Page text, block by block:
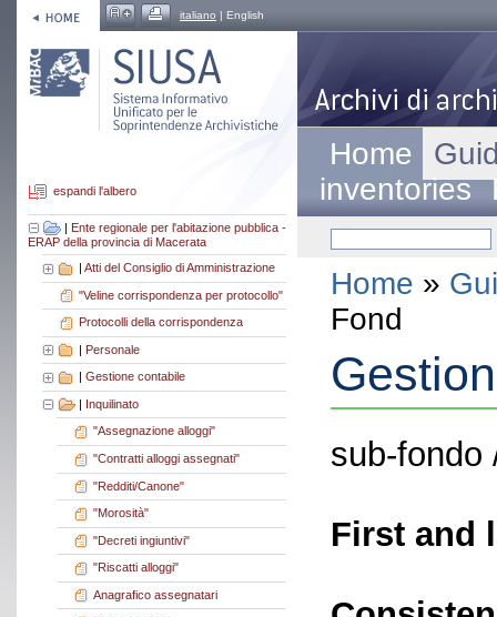
italiano | English
espandi l'albero
| Ente regionale per l'abitazione pubblica -
ERAP della provincia di Macerata
| Atti del Consiglio di Amministrazione
"Veline corrispondenza per protocollo"
Protocolli della corrispondenza
| Personale
Gestione contabile
| Inquilinato
"Assegnazione alloggi"
"Contratti alloggi assegnati"
"Redditi/Canone"
"Morosità"
"Decreti ingiuntivi"
"Riscatti alloggi"
Anagrafico assegnatari
Home
inventories
Home »
Fond
sub-fondo
First and